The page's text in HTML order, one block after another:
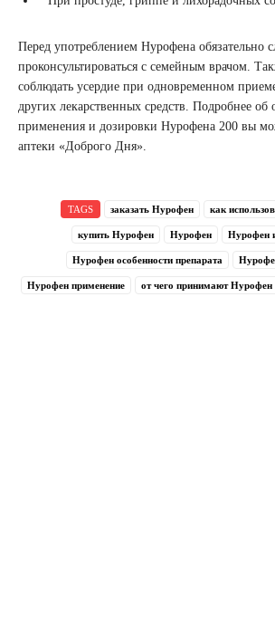
Перед употреблением Нурофена обязательно
проконсультироваться с семейным врачом.
соблюдать усердие при одновременном
других лекарственных средств. Подробнее об
применения и дозировки Нурофена 200 вы
аптеки «Доброго Дня».
TAGS заказать Нурофен как
купить Нурофен Нурофен Нурофен
Нурофен особенности препарата
Нурофен применение от чего принимают Нурофен